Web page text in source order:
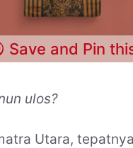
Save and Pin
ulos?
Utara,